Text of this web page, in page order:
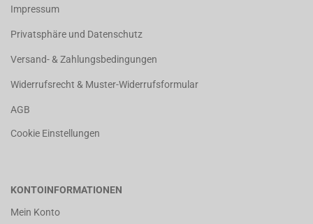
Impressum
Privatsphäre und Datenschutz
Versand- & Zahlungsbedingungen
Widerrufsrecht & Muster-Widerrufsformular
AGB
Cookie Einstellungen
KONTOINFORMATIONEN
Mein Konto